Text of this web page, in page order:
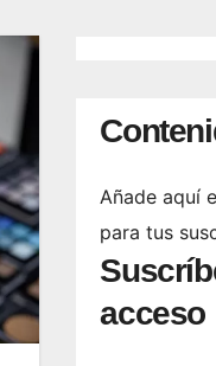
Añade aquí
para tus
acceso